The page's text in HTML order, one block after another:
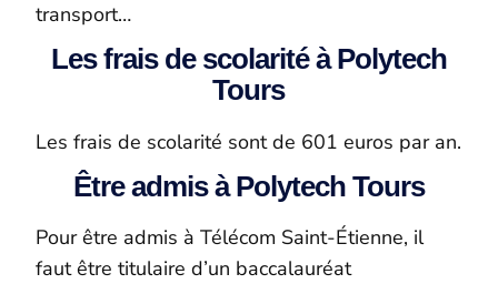
transport…
Les frais de scolarité à Polytech
Tours
Les frais de scolarité sont de 601 euros par an.
Être admis à Polytech Tours
Pour être admis à Télécom Saint-Étienne, il
faut être titulaire d’un baccalauréat